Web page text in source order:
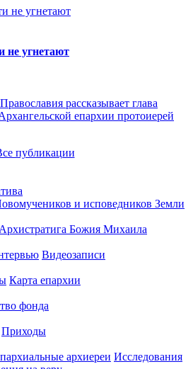
не угнетают
рассказывает глава
епархии протоиерей
публикации
Видеозаписи
Карта епархии
фонда
Приходы
архиереи Исследования